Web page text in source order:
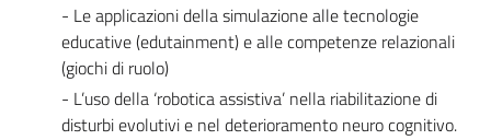
- Le applicazioni della simulazione alle tecnologie
educative (edutainment) e alle competenze relazionali
(giochi di ruolo)
- L’uso della ‘robotica assistiva’ nella riabilitazione di
disturbi evolutivi e nel deterioramento neuro cognitivo.